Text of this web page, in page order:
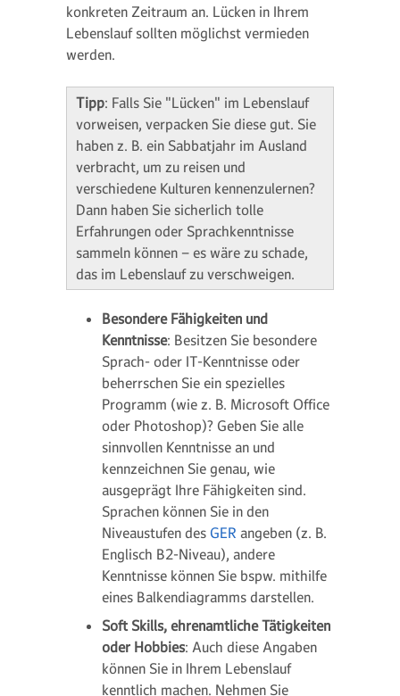
konkreten Zeitraum an. Lücken in Ihrem
Lebenslauf sollten möglichst vermieden
werden.
Tipp: Falls Sie "Lücken" im Lebenslauf
vorweisen, verpacken Sie diese gut. Sie
haben z. B. ein Sabbatjahr im Ausland
verbracht, um zu reisen und
verschiedene Kulturen kennenzulernen?
Dann haben Sie sicherlich tolle
Erfahrungen oder Sprachkenntnisse
sammeln können – es wäre zu schade,
das im Lebenslauf zu verschweigen.
Besondere Fähigkeiten und
Kenntnisse: Besitzen Sie besondere
Sprach- oder IT-Kenntnisse oder
beherrschen Sie ein spezielles
Programm (wie z. B. Microsoft Office
oder Photoshop)? Geben Sie alle
sinnvollen Kenntnisse an und
kennzeichnen Sie genau, wie
ausgeprägt Ihre Fähigkeiten sind.
Sprachen können Sie in den
Niveaustufen des GER angeben (z. B.
Englisch B2-Niveau), andere
Kenntnisse können Sie bspw. mithilfe
eines Balkendiagramms darstellen.
Soft Skills, ehrenamtliche Tätigkeiten
oder Hobbies: Auch diese Angaben
können Sie in Ihrem Lebenslauf
kenntlich machen. Nehmen Sie